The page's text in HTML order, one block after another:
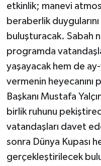
etkinlik; manevi
beraberlik duygularını
buluşturacak. Sabah
programda
yaşayacak hem de
vermenin heyecanını
Başkanı Mustafa
birlik ruhunu
vatandaşları davet
sonra Dünya Kupası
gerçekleştirilecek